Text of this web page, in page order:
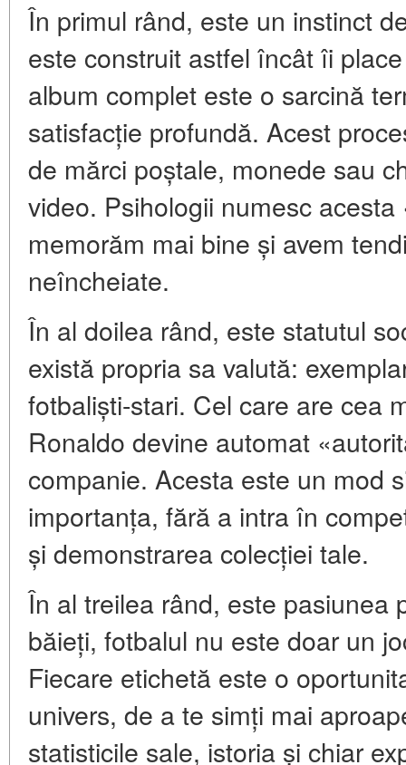
În primul rând, este un instinct
este construit astfel încât îi
album complet este o sarcină
satisfacție profundă. Acest
de mărci poștale, monede sau
video. Psihologii numesc
memorăm mai bine și avem
neîncheiate.
În al doilea rând, este statutul
există propria sa valută:
fotbaliști-stari. Cel care are cea
Ronaldo devine automat
companie. Acesta este un mod
importanța, fără a intra în
și demonstrarea colecției tale.
În al treilea rând, este pasiunea
băieți, fotbalul nu este doar un
Fiecare etichetă este o
univers, de a te simți mai
statisticile sale, istoria și chiar